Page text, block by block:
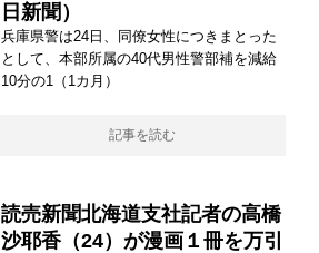
日新聞）
兵庫県警は24日、同僚女性につきまとった
として、本部所属の40代男性警部補を減給
10分の1（1カ月）
記事を読む
読売新聞北海道支社記者の高橋
沙耶香（24）が漫画１冊を万引